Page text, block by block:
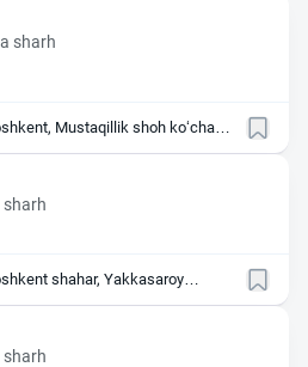
sharh
Mustaqillik shoh koʻchasi,
sharh
shahar, Yakkasaroy
sharh